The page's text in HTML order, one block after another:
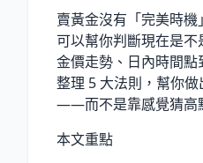
賣黃金沒有「完美時
可以幫你判斷現在是
金價走勢、日內時間
整理 5 大法則，幫你
——而不是靠感覺猜高
本文重點